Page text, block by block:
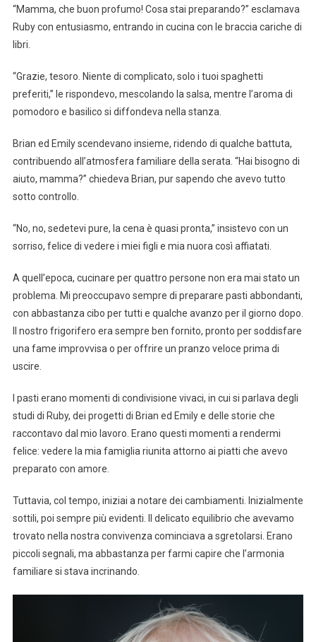
“Mamma, che buon profumo! Cosa stai preparando?” esclamava
Ruby con entusiasmo, entrando in cucina con le braccia cariche di
libri.
“Grazie, tesoro. Niente di complicato, solo i tuoi spaghetti
preferiti,” le rispondevo, mescolando la salsa, mentre l’aroma di
pomodoro e basilico si diffondeva nella stanza.
Brian ed Emily scendevano insieme, ridendo di qualche battuta,
contribuendo all’atmosfera familiare della serata. “Hai bisogno di
aiuto, mamma?” chiedeva Brian, pur sapendo che avevo tutto
sotto controllo.
“No, no, sedetevi pure, la cena è quasi pronta,” insistevo con un
sorriso, felice di vedere i miei figli e mia nuora così affiatati.
A quell’epoca, cucinare per quattro persone non era mai stato un
problema. Mi preoccupavo sempre di preparare pasti abbondanti,
con abbastanza cibo per tutti e qualche avanzo per il giorno dopo.
Il nostro frigorifero era sempre ben fornito, pronto per soddisfare
una fame improvvisa o per offrire un pranzo veloce prima di
uscire.
I pasti erano momenti di condivisione vivaci, in cui si parlava degli
studi di Ruby, dei progetti di Brian ed Emily e delle storie che
raccontavo dal mio lavoro. Erano questi momenti a rendermi
felice: vedere la mia famiglia riunita attorno ai piatti che avevo
preparato con amore.
Tuttavia, col tempo, iniziai a notare dei cambiamenti. Inizialmente
sottili, poi sempre più evidenti. Il delicato equilibrio che avevamo
trovato nella nostra convivenza cominciava a sgretolarsi. Erano
piccoli segnali, ma abbastanza per farmi capire che l’armonia
familiare si stava incrinando.